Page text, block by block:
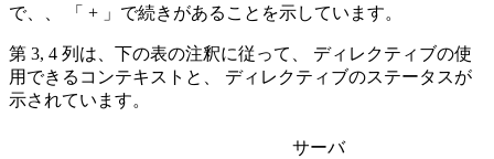
で、、 「 + 」で続きがあることを示しています。
第 3, 4 列は、下の表の注釈に従って、 ディレクティブの使
用できるコンテキストと、 ディレクティブのステータスが
示されています。
サーバ